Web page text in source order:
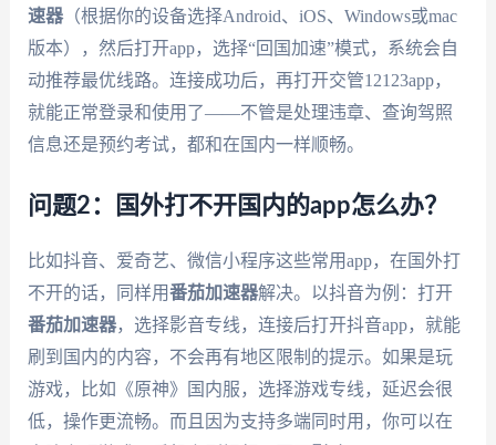
速器（根据你的设备选择Android、iOS、Windows或mac
版本），然后打开app，选择“回国加速”模式，系统会自
动推荐最优线路。连接成功后，再打开交管12123app，
就能正常登录和使用了——不管是处理违章、查询驾照
信息还是预约考试，都和在国内一样顺畅。
问题2：国外打不开国内的app怎么办？
比如抖音、爱奇艺、微信小程序这些常用app，在国外打
不开的话，同样用番茄加速器解决。以抖音为例：打开
番茄加速器，选择影音专线，连接后打开抖音app，就能
刷到国内的内容，不会再有地区限制的提示。如果是玩
游戏，比如《原神》国内服，选择游戏专线，延迟会很
低，操作更流畅。而且因为支持多端同时用，你可以在